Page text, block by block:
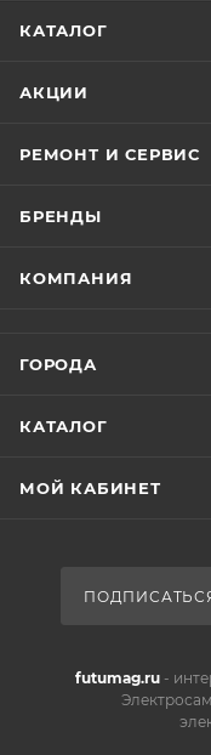
КАТАЛОГ
АКЦИИ
РЕМОНТ И СЕРВИС
БРЕНДЫ
КОМПАНИЯ
ГОРОДА
КАТАЛОГ
МОЙ КАБИНЕТ
futumag.ru-